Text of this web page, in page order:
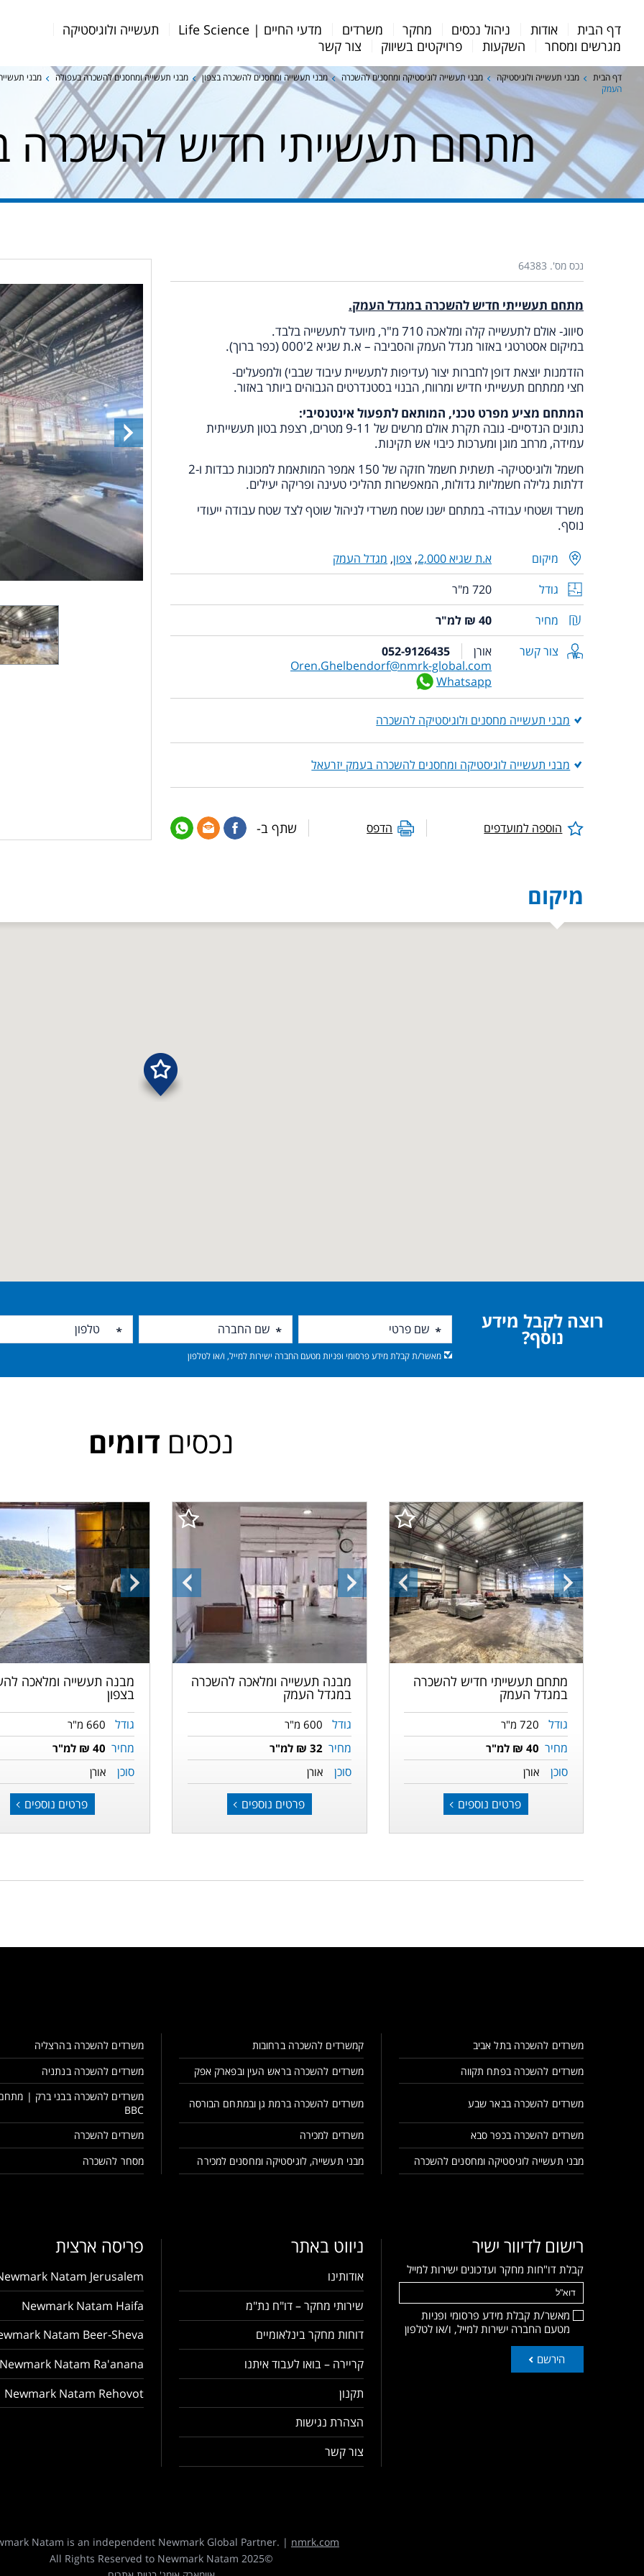
Menu
Bar
דף הבית אודות ניהול נכסים מחקר משרדים מדעי החיים | Life Science
תעשייה ולוגיסטיקה
מגרשים ומסחר
השקעות פרויקטים בשיווק צור קשר
דף הבית מבני תעשייה ולוגיסטיקה מבני תעשייה לוגיסטיקה ומחסנים להשכרה מבני תעשייה ומחסנים להשכרה בצפון מבני תעשייה ומחסנים להשכרה בעפולה
מבני
העמק
מתחם תעשייתי חדיש
נכס מס'. 64383
מתחם תעשייתי חדיש להשכרה במגדל העמק.
סיווג- אולם לתעשייה קלה ומלאכה 710 מ"ר, מיועד לתעשייה בלבד.
במיקום אסטרטגי באזור מגדל העמק והסביבה – א.ת שגיא 2'000 (כפר ברוך).
הזדמנות יוצאת דופן לחברות יצור (עדיפות לתעשיית עיבוד שבבי) ולמפעלים-
חצי ממתחם תעשייתי חדיש ומרווח, הבנוי בסטנדרטים הגבוהים ביותר באזור.
המתחם מציע מפרט טכני, המותאם לתפעול אינטנסיבי:
נתונים הנדסיים- גובה תקרת אולם מרשים של 9-11 מטרים, רצפת בטון תעשייתית
עמידה, מרחב מוגן ומערכות כיבוי אש תקינות.
חשמל ולוגיסטיקה- תשתית חשמל חזקה של 150 אמפר המותאמת למכונות כבדות ו-2
דלתות גלילה חשמליות גדולות, המאפשרות תהליכי טעינה ופריקה יעילים.
משרד ושטחי עבודה- במתחם ישנו שטח משרדי לניהול שוטף לצד שטח עבודה ייעודי
נוסף.
מיקום א.ת שגיא 2,000 , צפון, מגדל העמק
גודל
720 מ"ר
מחיר
40 ₪ למ"ר
צור קשר
אורן
052-9126435
Oren.Ghelbendorf@nmrk-global.com
Whatsapp
מבני תעשייה מחסנים ולוגיסטיקה להשכרה
מבני תעשייה לוגיסטיקה ומחסנים להשכרה בעמק יזרעאל
הוספה למועדפים הדפס שתף ב-
מיקום
רוצה לקבל מידע
נוסף?
מאשר/ת קבלת מידע פרסומי ופניות מטעם החברה ישירות למייל, ו/או לטלפון
נכסים דומים
התמונה
הקודמת
התמונה
הבאה
מתחם תעשייתי חדיש להשכרה
במגדל העמק
גודל 720 מ"ר
מחיר 40 ₪ למ"ר
סוכן אורן
פרטים נוספים
התמונה
התמונה
הבאה
מבנה תעשייה ומלאכה להשכרה
במגדל העמק
גודל 600 מ"ר
מחיר 32 ₪ למ"ר
סוכן אורן
פרטים נוספים
התמונה
הבאה
מבנה תעשייה ומלאכה
בצפון
גודל 660 מ"ר
מחיר 40 ₪ למ"ר
סוכן אורן
פרטים נוספים
משרדים להשכרה בתל אביב קמשרדים להשכרה ברחובות
משרדים להשכרה בהרצליה
משרדים להשכרה בפתח תקווה
משרדים להשכרה בראש העין ובפארק אפק משרדים להשכרה בנתניה
משרדים להשכרה בבאר שבע משרדים להשכרה ברמת גן ובמתחם הבורסה
משרדים להשכרה בבני ברק |
BBC
משרדים להשכרה בכפר סבא
משרדים למכירה
משרדים להשכרה
מבני תעשייה לוגיסטיקה ומחסנים להשכרה
מבני תעשייה, לוגיסטיקה ומחסנים למכירה מסחר להשכרה
רישום לדיוור ישיר
קבלת דו"חות מחקר ועדכונים ישירות למייל
מאשר/ת קבלת מידע פרסומי ופניות
מטעם החברה ישירות למייל, ו/או לטלפון
הירשם
ניווט באתר
אודותינו
שירותי מחקר – דו"ח נת"מ
דוחות מחקר בינלאומיים
קריירה – בואו לעבוד איתנו
תקנון
הצהרת נגישות
צור קשר
פריסה ארצית
Natam Jerusalem
Newmark Natam Haifa
Natam Beer-Sheva
Newmark Natam Ra'anana
Newmark Natam Rehovot
Natam is an independent Newmark Global Partner. | nmrk.com
©2025 All Rights Reserved to Newmark Natam